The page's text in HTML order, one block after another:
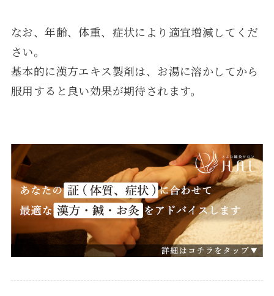
なお、年齢、体重、症状により適宜増減してくだ
さい。
基本的に漢方エキス製剤は、お湯に溶かしてから
服用すると良い効果が期待されます。